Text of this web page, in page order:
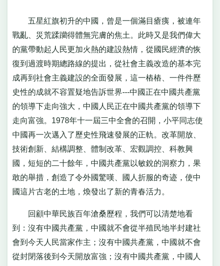
五星紅旗初升的中國，曾是一個滿目瘡痍，被連年
戰亂、災荒蹂躪得體無完膚的焦土。此時又是我們偉大
的黨帶動起人民更加火熱的建設熱情，從國民經濟的恢
復到過渡時期總路線的提出，從社會主義改造的基本完
成再到社會主義建設的全面發展，這一樁樁、一件件歷
史性的成就不容置疑地告訴世界---中國正在中國共產黨
的領導下走向強大，中國人民正在中國共產黨的領導下
走向富強。1978年十一屆三中全會的召開，小平同志使
中國再一次邁入了歷史性飛速發展的正軌。改革開放、
技術創新、結構調整、體制改革、宏觀調控、科教興
國，短短的二十餘年，中國共產黨以敏銳的洞察力，果
敢的舉措，創造了令外國驚嘆、國人折服的奇迹，使中
國這片古老的土地，煥發出了新的青春活力。
回顧中華民族百年滄桑歷程，我們可以清楚地看
到：沒有中國共產黨，中國就不會從半殖民地半封建社
會到今天人民當家作主；沒有中國共產黨，中國就不會
從封閉落後到今天開放富強；沒有中國共產黨，中國人